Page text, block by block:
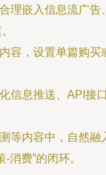
理嵌入信息流广告
容，设置单篇购买
信息推送、API接
等内容中，自然融
消费”的闭环。